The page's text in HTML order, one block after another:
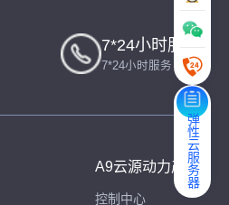
弹性云服务器
7*24小时服务
7*24小时服务
A9云源动力产品
控制中心